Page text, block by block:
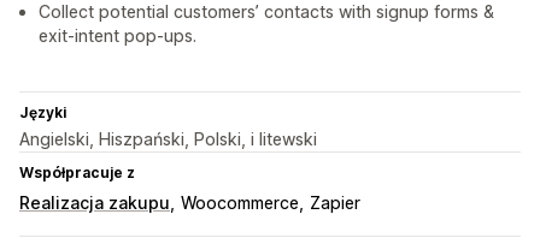
Collect potential customers’ contacts with signup forms &
exit-intent pop-ups.
Języki
Angielski, Hiszpański, Polski, i litewski
Współpracuje z
Realizacja zakupu Woocommerce Zapier